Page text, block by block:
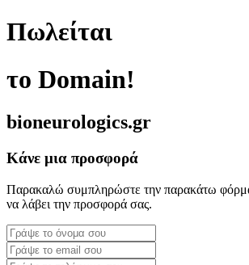
Πωλείται
το Domain!
bioneurologics.gr
Κάνε μια προσφορά
Παρακαλώ συμπληρώστε την παρακάτω
να λάβει την προσφορά σας.